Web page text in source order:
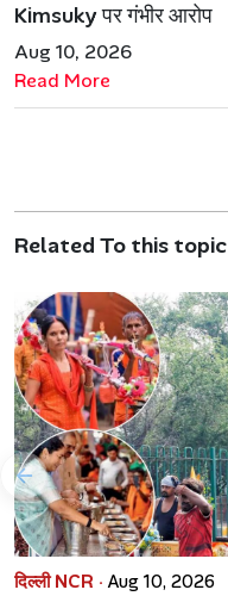
Kimsuky पर गंभीर आरोप
Aug 10, 2026
Read More
Related To this topic
दिल्ली NCR · Aug 10, 2026